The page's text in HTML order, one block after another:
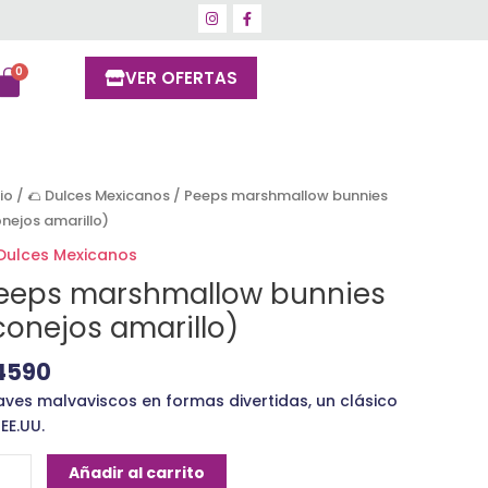
VER OFERTAS
/🌮 Dulces Mexicanos / Peeps marshmallow bunnies
amarillo)
Mexicanos
marshmallow bunnies
amarillo)
malvaviscos en formas divertidas, un clásico
Añadir al carrito